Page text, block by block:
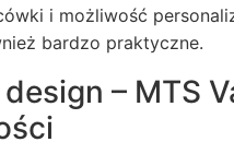
i możliwość
bardzo praktyczne.
– MTS